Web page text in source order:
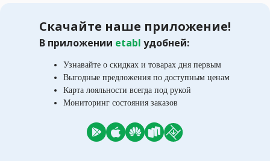
Скачайте наше приложение!
В приложении etabl удобней:
Узнавайте о скидках и товарах дня первым
Выгодные предложения по доступным ценам
Карта лояльности всегда под рукой
Мониторинг состояния заказов